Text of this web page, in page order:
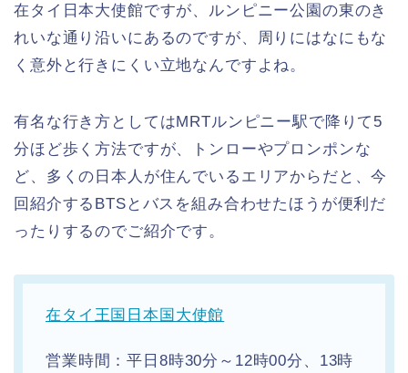
在タイ日本大使館ですが、ルンピニー公園の東のき
れいな通り沿いにあるのですが、周りにはなにもな
く意外と行きにくい立地なんですよね。
有名な行き方としてはMRTルンピニー駅で降りて5
分ほど歩く方法ですが、トンローやプロンポンな
ど、多くの日本人が住んでいるエリアからだと、今
回紹介するBTSとバスを組み合わせたほうが便利だ
ったりするのでご紹介です。
在タイ王国日本国大使館
営業時間：平日8時30分～12時00分、13時